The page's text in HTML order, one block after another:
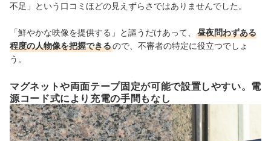
不足」という口コミほどの見えずらさではありませんでした。
「鮮やかな映像を提供する」と謳うだけあって、
昼夜問わずある
程度の人物像を把握できるので、不審者の特定に役立つでしょ
う。
マグネットや両面テープ固定が可能で設置しやすい。電
源コード式により充電の手間もなし